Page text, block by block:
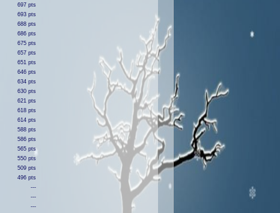
697 pts
693 pts
688 pts
686 pts
675 pts
657 pts
651 pts
646 pts
634 pts
630 pts
621 pts
618 pts
614 pts
588 pts
586 pts
565 pts
550 pts
509 pts
496 pts
---
---
---